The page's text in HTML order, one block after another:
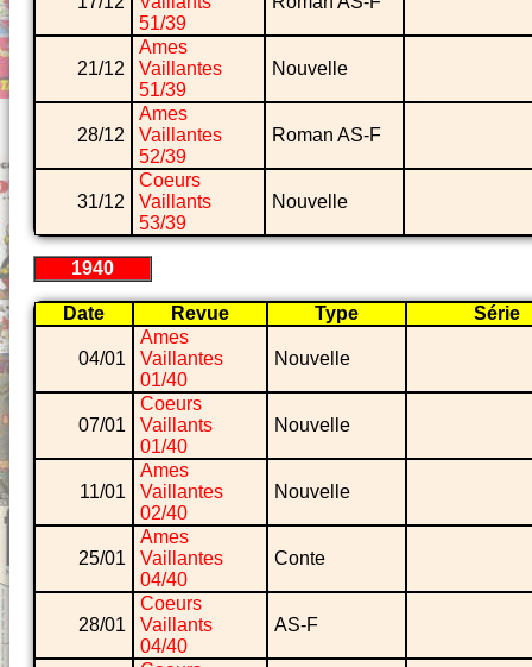
51/39
21/12
Ames
Vaillantes
51/39
Nouvelle
28/12
Ames
Vaillantes
52/39
Roman AS-F
31/12
Coeurs
Vaillants
53/39
Nouvelle
1940
Date Revue Type Série
04/01
Ames
Vaillantes
01/40
Nouvelle
07/01
Coeurs
Vaillants
01/40
Nouvelle
11/01
Ames
Vaillantes
02/40
Nouvelle
25/01
Ames
Vaillantes
04/40
Conte
28/01
Coeurs
Vaillants
04/40
AS-F